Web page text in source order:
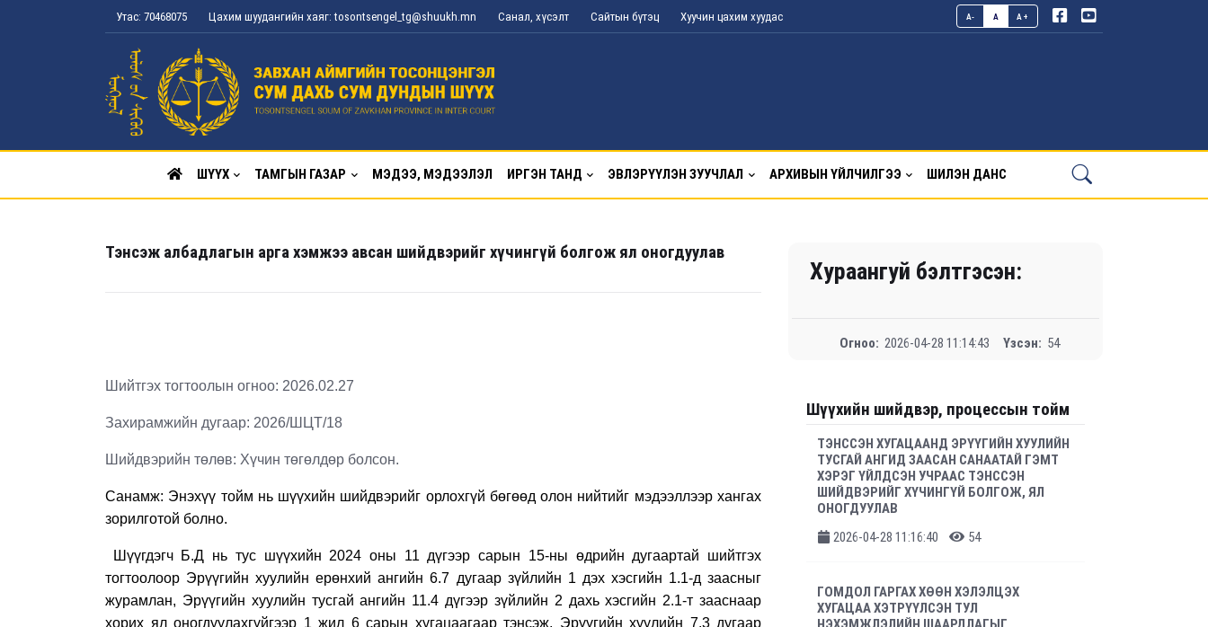
Утас: 70468075 Цахим шуудангийн хаяг: tosontsengel_tg@shuukh.mn Санал, хүсэлт Сайтын бүтэц Хуучин цахим хуудас A- A A+
ШҮҮХ ТАМГЫН ГАЗАР МЭДЭЭ, МЭДЭЭЛЭЛ ИРГЭН ТАНД ЭВЛЭРҮҮЛЭН ЗУУЧЛАЛ АРХИВЫН ҮЙЛЧИЛГЭЭ ШИЛЭН ДАНС
Тэнсэж албадлагын арга хэмжээ авсан шийдвэрийг хүчингүй болгож ял оногдуулав
Шийтгэх тогтоолын огноо: 2026.02.27
Захирамжийн дугаар: 2026/ШЦТ/18
Шийдвэрийн төлөв: Хүчин төгөлдөр болсон.
Санамж: Энэхүү тойм нь шүүхийн шийдвэрийг орлохгүй бөгөөд олон нийтийг мэдээллээр хангах
зорилготой болно.
Шүүгдэгч Б.Д нь тус шүүхийн 2024 оны 11 дүгээр сарын 15-ны өдрийн дугаартай шийтгэх
тогтоолоор Эрүүгийн хуулийн ерөнхий ангийн 6.7 дугаар зүйлийн 1 дэх хэсгийн 1.1-д заасныг
журамлан, Эрүүгийн хуулийн тусгай ангийн 11.4 дүгээр зүйлийн 2 дахь хэсгийн 2.1-т зааснаар
хорих ял оногдуулахгүйгээр 1 жил 6 сарын хугацаагаар тэнсэж, Эрүүгийн хуулийн 7.3 дугаар
Хураангуй бэлтгэсэн:
Огноо: 2026-04-28 11:14:43 Үзсэн: 54
Шүүхийн шийдвэр, процессын тойм
ТЭНССЭН ХУГАЦААНД ЭРҮҮГИЙН ХУУЛИЙН
ТУСГАЙ АНГИД ЗААСАН САНААТАЙ ГЭМТ
ХЭРЭГ ҮЙЛДСЭН УЧРААС ТЭНССЭН
ШИЙДВЭРИЙГ ХҮЧИНГҮЙ БОЛГОЖ, ЯЛ
ОНОГДУУЛАВ
2026-04-28 11:16:40
54
ГОМДОЛ ГАРГАХ ХӨӨН ХЭЛЭЛЦЭХ
ХУГАЦАА ХЭТРҮҮЛСЭН ТУЛ